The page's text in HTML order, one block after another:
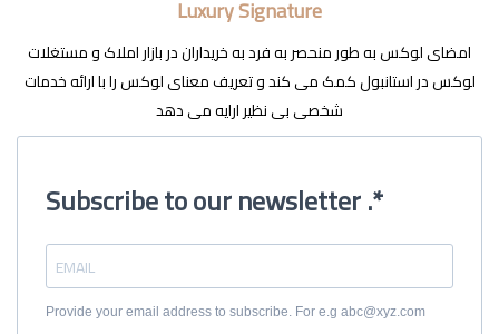
Luxury Signature
امضای لوکس به طور منحصر به فرد به خریداران در بازار املاک و مستغلات
لوکس در استانبول کمک می کند و تعریف معنای لوکس را با ارائه خدمات
شخصی بی نظیر ارایه می دهد
Subscribe to our newsletter .*
Provide your email address to subscribe. For e.g abc@xyz.com